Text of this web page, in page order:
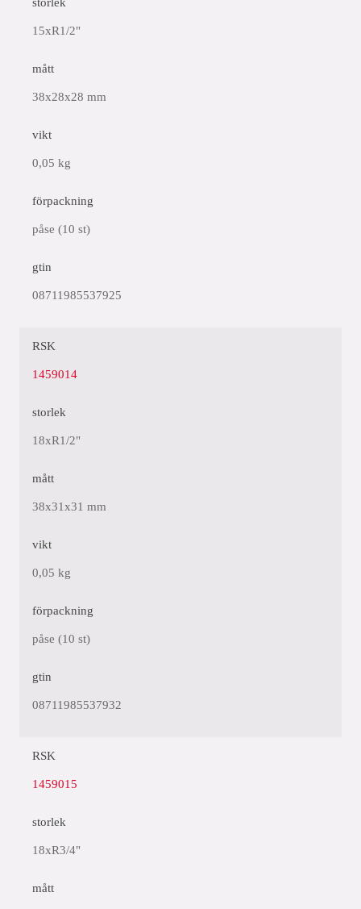
15xR1/2"
mått
38x28x28 mm
vikt
0,05 kg
förpackning
påse (10 st)
gtin
08711985537925
RSK
1459014
storlek
18xR1/2"
mått
38x31x31 mm
vikt
0,05 kg
förpackning
påse (10 st)
gtin
08711985537932
RSK
1459015
storlek
18xR3/4"
mått